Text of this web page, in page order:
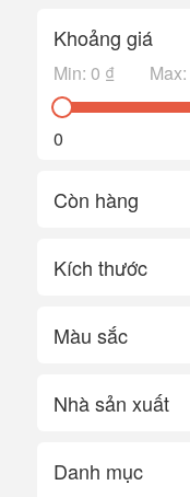
Khoảng giá
Min: 0 ₫ Max:
0
Còn hàng
Kích thước
Màu sắc
Nhà sản xuất
Danh mục